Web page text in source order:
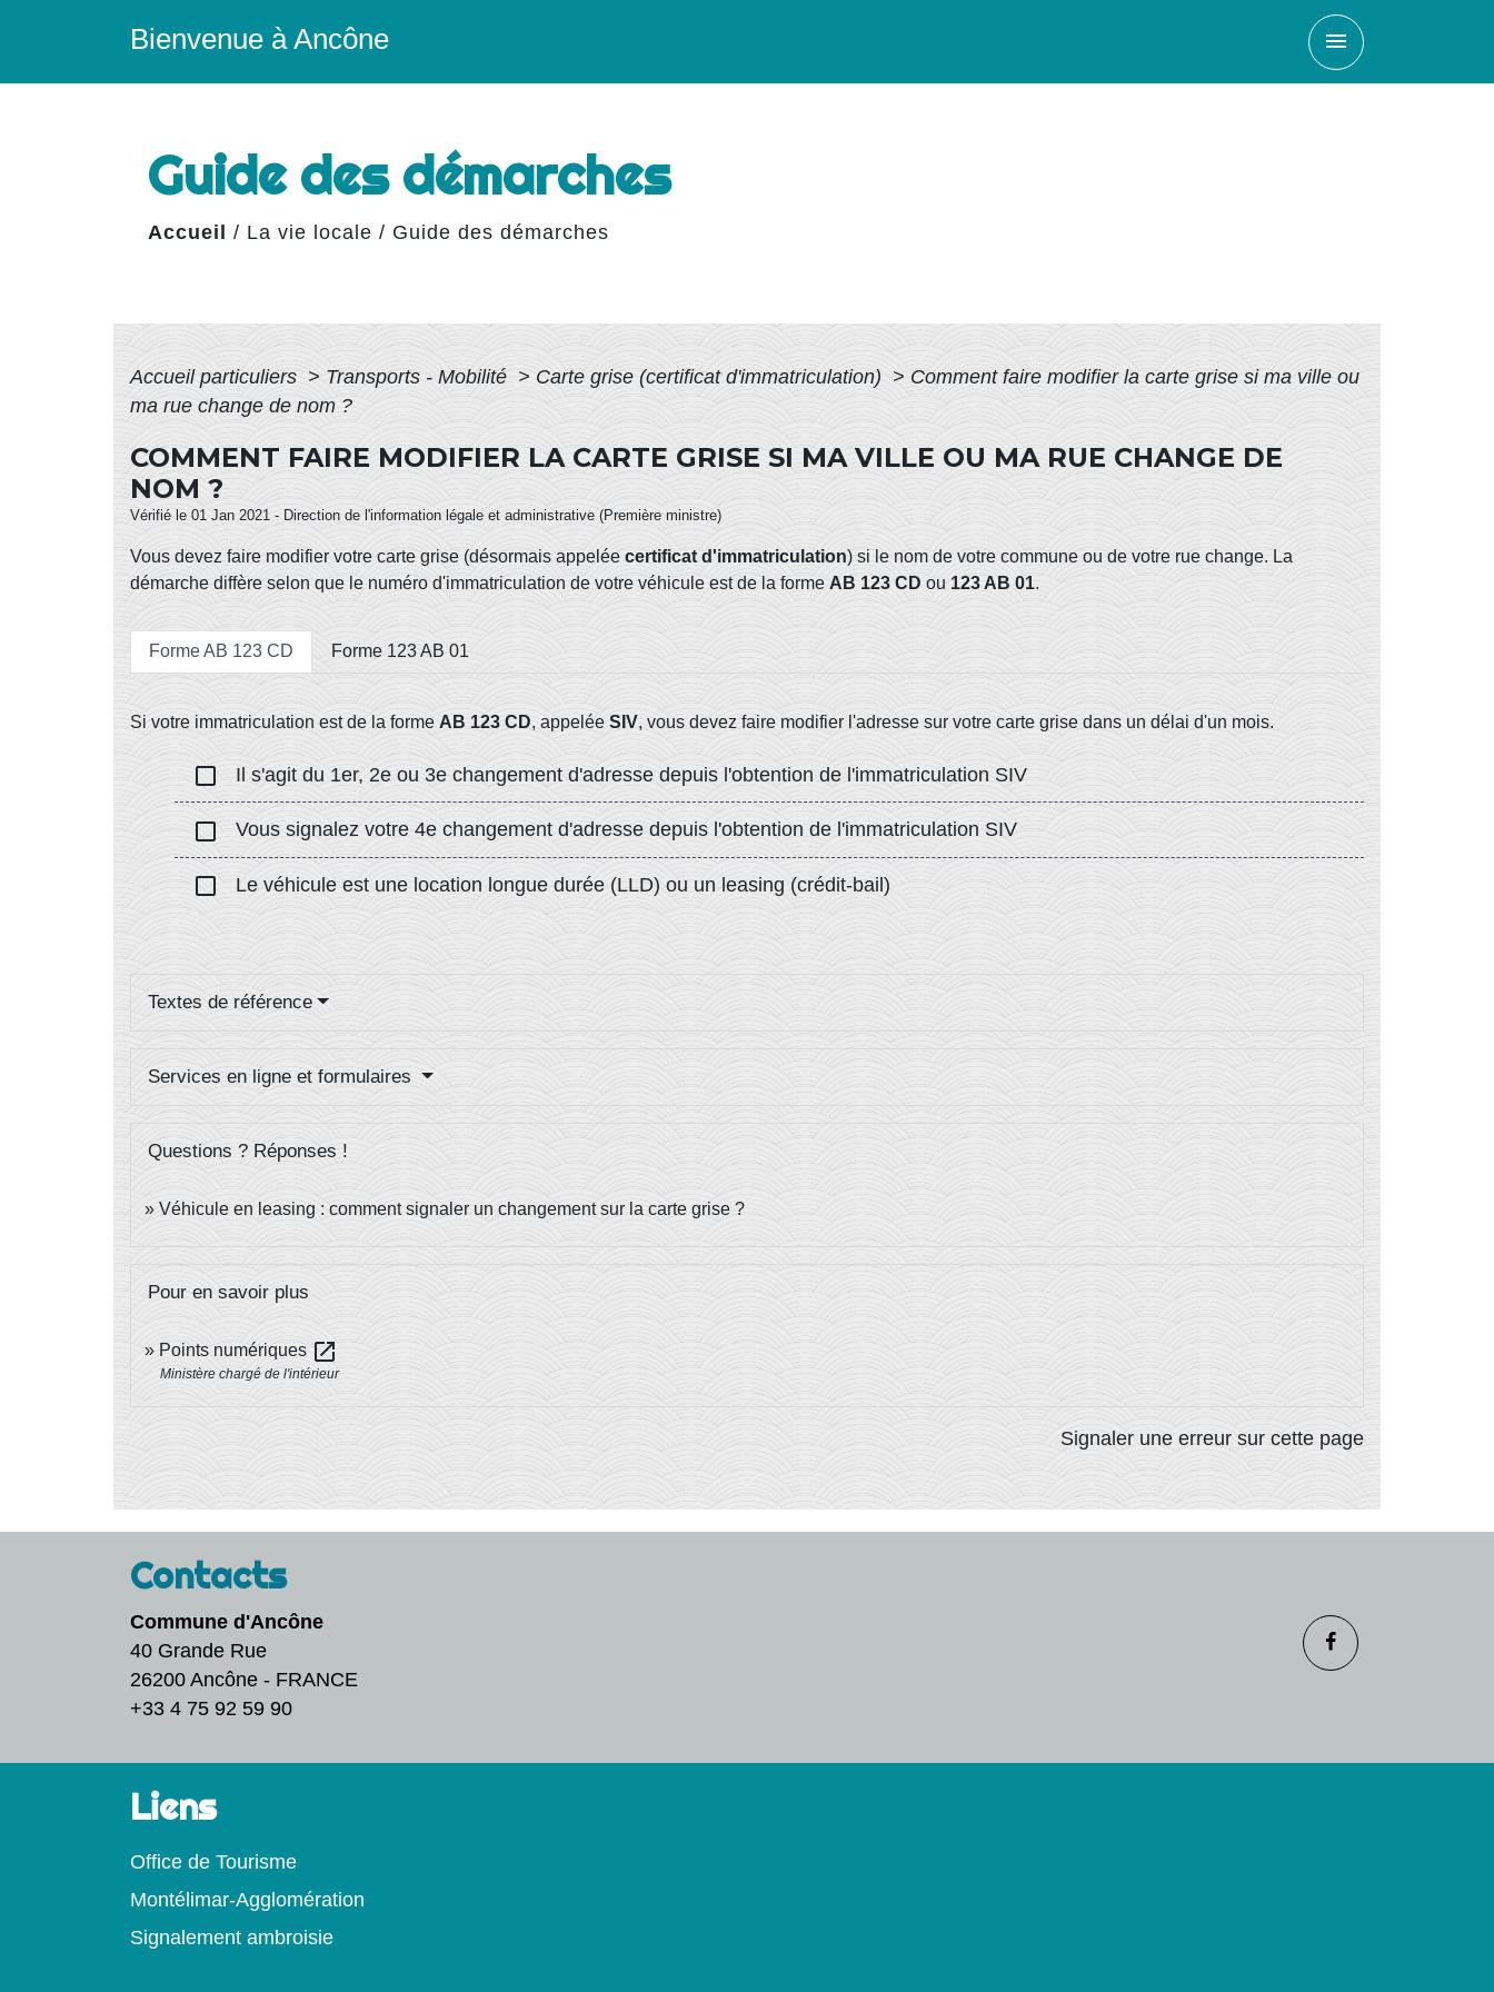
Bienvenue à Ancône menu
Guide des démarches
Accueil / La vie locale / Guide des démarches
Accueil particuliers > Transports - Mobilité > Carte grise (certificat d'immatriculation) > Comment faire modifier la carte grise si ma ville ou
ma rue change de nom ?
COMMENT FAIRE MODIFIER LA CARTE GRISE SI MA VILLE OU MA RUE CHANGE DE
NOM ?
Vérifié le 01 Jan 2021 - Direction de l'information légale et administrative (Première ministre)
Vous devez faire modifier votre carte grise (désormais appelée certificat d'immatriculation) si le nom de votre commune ou de votre rue change. La
démarche diffère selon que le numéro d'immatriculation de votre véhicule est de la forme AB 123 CD ou 123 AB 01.
Forme AB 123 CD Forme 123 AB 01
Si votre immatriculation est de la forme AB 123 CD, appelée SIV, vous devez faire modifier l'adresse sur votre carte grise dans un délai d'un mois.
check_box_outline_blank Il s'agit du 1er, 2e ou 3e changement d'adresse depuis l'obtention de l'immatriculation SIV
check_box_outline_blank Vous signalez votre 4e changement d'adresse depuis l'obtention de l'immatriculation SIV
check_box_outline_blank Le véhicule est une location longue durée (LLD) ou un leasing (crédit-bail)
Textes de référence
Services en ligne et formulaires
Questions ? Réponses !
Véhicule en leasing : comment signaler un changement sur la carte grise ?
Pour en savoir plus
Points numériques open_in_new
Ministère chargé de l'intérieur
Signaler une erreur sur cette page
Contacts
Commune d'Ancône
40 Grande Rue
26200 Ancône - FRANCE
+33 4 75 92 59 90
Liens
Office de Tourisme
Montélimar-Agglomération
Signalement ambroisie